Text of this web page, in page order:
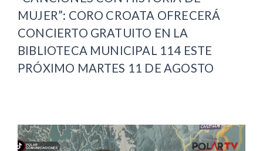
MUJER”: CORO CROATA OFRECERÁ
CONCIERTO GRATUITO EN LA
BIBLIOTECA MUNICIPAL 114 ESTE
PRÓXIMO MARTES 11 DE AGOSTO